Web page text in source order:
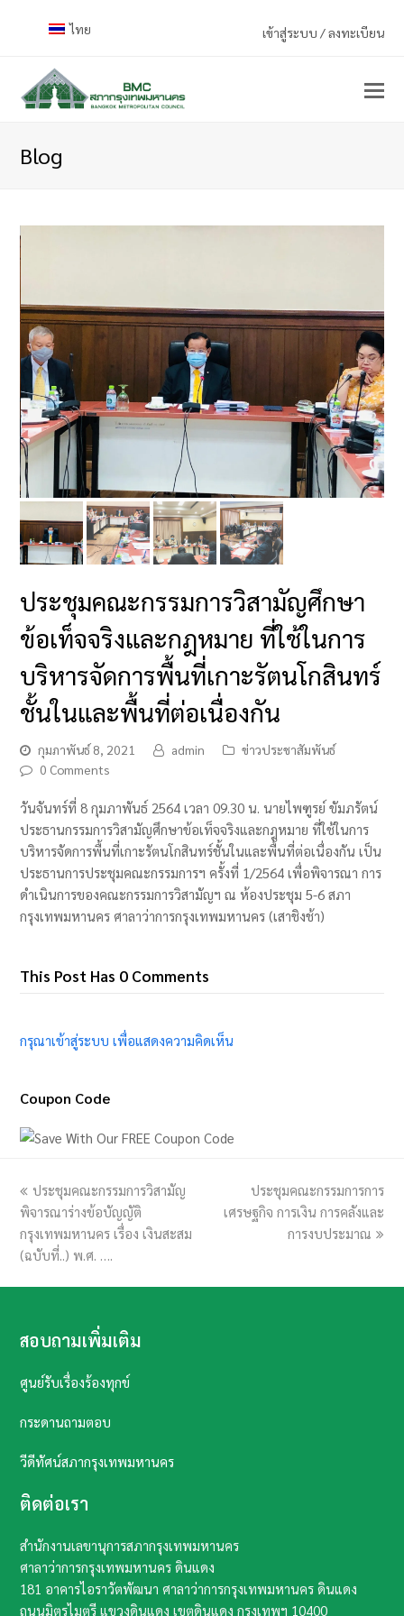
ไทย เข้าสู่ระบบ / ลงทะเบียน
Blog
ประชุมคณะกรรมการวิสามัญศึกษา
ข้อเท็จจริงและกฎหมาย ที่ใช้ในการ
บริหารจัดการพื้นที่เกาะรัตนโกสินทร์
ชั้นในและพื้นที่ต่อเนื่องกัน
กุมภาพันธ์ 8, 2021 admin
ข่าวประชาสัมพันธ์
0 Comments
วันจันทร์ที่ 8 กุมภาพันธ์ 2564 เวลา 09.30 น. นายไพฑูรย์ ขัมภรัตน์
ประธานกรรมการวิสามัญศึกษาข้อเท็จจริงและกฎหมาย ที่ใช้ในการ
บริหารจัดการพื้นที่เกาะรัตนโกสินทร์ชั้นในและพื้นที่ต่อเนื่องกัน เป็น
ประธานการประชุมคณะกรรมการฯ ครั้งที่ 1/2564 เพื่อพิจารณา การ
ดำเนินการของคณะกรรมการวิสามัญฯ ณ ห้องประชุม 5-6 สภา
กรุงเทพมหานคร ศาลาว่าการกรุงเทพมหานคร (เสาชิงช้า)
This Post Has 0 Comments
กรุณาเข้าสู่ระบบ เพื่อแสดงความคิดเห็น
Coupon Code
previous
post:
ประชุมคณะกรรมการวิสามัญ
พิจารณาร่างข้อบัญญัติ
กรุงเทพมหานคร เรื่อง เงินสะสม
(ฉบับที่..) พ.ศ. ….
next
post:
ประชุมคณะกรรมการการ
เศรษฐกิจ​ การเงิน​ การคลังและ
การงบประมาณ
สอบถามเพิ่มเติม
ศูนย์รับเรื่องร้องทุกข์
กระดานถามตอบ
วีดีทัศน์สภากรุงเทพมหานคร
ติดต่อเรา
สำนักงานเลขานุการสภากรุงเทพมหานคร
ศาลาว่าการกรุงเทพมหานคร ดินแดง
181 อาคารไอราวัตพัฒนา ศาลาว่าการกรุงเทพมหานคร ดินแดง
ถนนมิตรไมตรี แขวงดินแดง เขตดินแดง กรุงเทพฯ​ 10400​